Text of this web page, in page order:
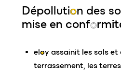
Dépollution des
mise en confo
eloy assainit les sols et
terrassement, les